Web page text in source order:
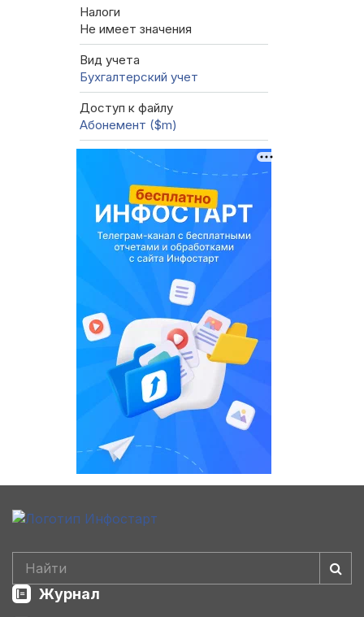
Налоги
Не имеет значения
Вид учета
Бухгалтерский учет
Доступ к файлу
Абонемент ($m)
Журнал